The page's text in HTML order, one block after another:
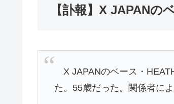
【訃報】X JAPANの
X JAPANのベース・
た。55歳だった。関係者に